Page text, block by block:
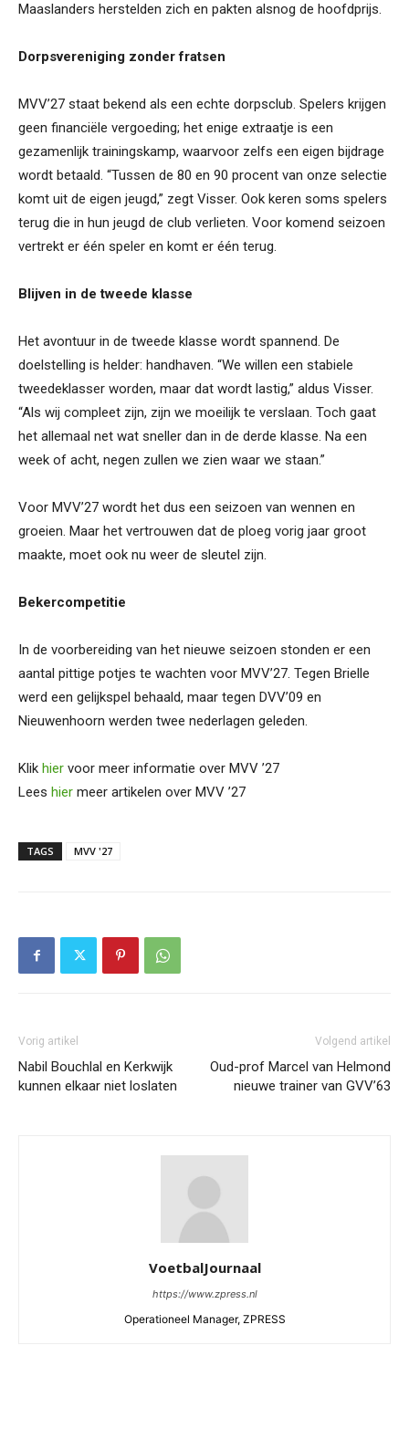
Maaslanders herstelden zich en pakten alsnog de hoofdprijs.
Dorpsvereniging zonder fratsen
MVV’27 staat bekend als een echte dorpsclub. Spelers krijgen
geen financiële vergoeding; het enige extraatje is een
gezamenlijk trainingskamp, waarvoor zelfs een eigen bijdrage
wordt betaald. “Tussen de 80 en 90 procent van onze selectie
komt uit de eigen jeugd,” zegt Visser. Ook keren soms spelers
terug die in hun jeugd de club verlieten. Voor komend seizoen
vertrekt er één speler en komt er één terug.
Blijven in de tweede klasse
Het avontuur in de tweede klasse wordt spannend. De
doelstelling is helder: handhaven. “We willen een stabiele
tweedeklasser worden, maar dat wordt lastig,” aldus Visser.
“Als wij compleet zijn, zijn we moeilijk te verslaan. Toch gaat
het allemaal net wat sneller dan in de derde klasse. Na een
week of acht, negen zullen we zien waar we staan.”
Voor MVV’27 wordt het dus een seizoen van wennen en
groeien. Maar het vertrouwen dat de ploeg vorig jaar groot
maakte, moet ook nu weer de sleutel zijn.
Bekercompetitie
In de voorbereiding van het nieuwe seizoen stonden er een
aantal pittige potjes te wachten voor MVV’27. Tegen Brielle
werd een gelijkspel behaald, maar tegen DVV’09 en
Nieuwenhoorn werden twee nederlagen geleden.
Klik hier voor meer informatie over MVV ’27
Lees hier meer artikelen over MVV ’27
TAGS MVV '27
Vorig artikel
Nabil Bouchlal en Kerkwijk
kunnen elkaar niet loslaten
Volgend artikel
Oud-prof Marcel van Helmond
nieuwe trainer van GVV’63
VoetbalJournaal
https://www.zpress.nl
Operationeel Manager, ZPRESS